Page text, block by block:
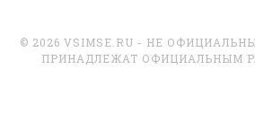
© 2026 VSIMSE.RU - НЕ
ПРИНАДЛЕЖАТ ОФИЦИАЛЬНЫМ